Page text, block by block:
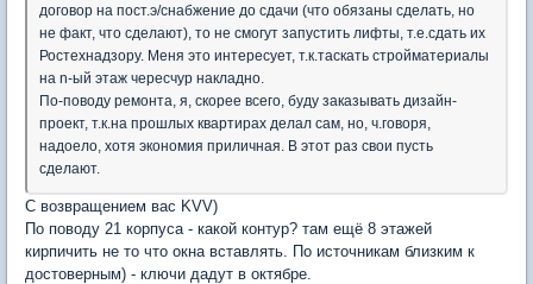
договор на пост.э/снабжение до сдачи (что обязаны сделать, но
не факт, что сделают), то не смогут запустить лифты, т.е.сдать их
Ростехнадзору. Меня это интересует, т.к.таскать стройматериалы
на n-ый этаж чересчур накладно.
По-поводу ремонта, я, скорее всего, буду заказывать дизайн-
проект, т.к.на прошлых квартирах делал сам, но, ч.говоря,
надоело, хотя экономия приличная. В этот раз свои пусть
сделают.
C возвращением вас KVV)
По поводу 21 корпуса - какой контур? там ещё 8 этажей
кирпичить не то что окна вставлять. По источникам близким к
достоверным) - ключи дадут в октябре.